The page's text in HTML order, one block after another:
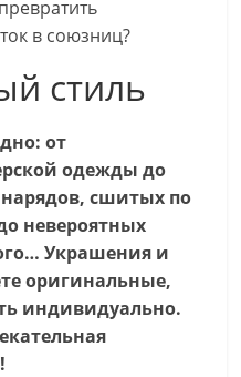
в союзниц?
стиль
от
одежды до
нарядов, сшитых по
невероятных
Украшения и
оригинальные,
индивидуально.